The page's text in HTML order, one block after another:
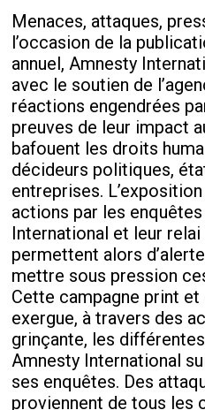
Menaces, attaques,
l’occasion de la
annuel, Amnesty
avec le soutien de
réactions engendrées
preuves de leur impact
bafouent les droits
décideurs politiques,
entreprises.
actions par les enquêtes
International et leur
permettent alors
mettre sous pression
Cette campagne print
exergue, à travers des
grinçante, les
Amnesty International
ses enquêtes. Des
proviennent de tous les